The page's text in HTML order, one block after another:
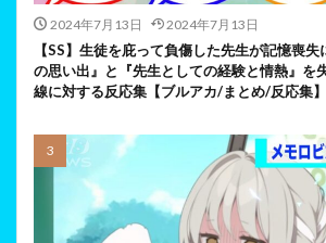
2024年7月13日 2024年7月13日
【SS】生徒を庇って負傷した先生が記憶喪
の思い出』と『先生としての経験と情熱』を
線に対する反応集【ブルアカ/まとめ/反応集】